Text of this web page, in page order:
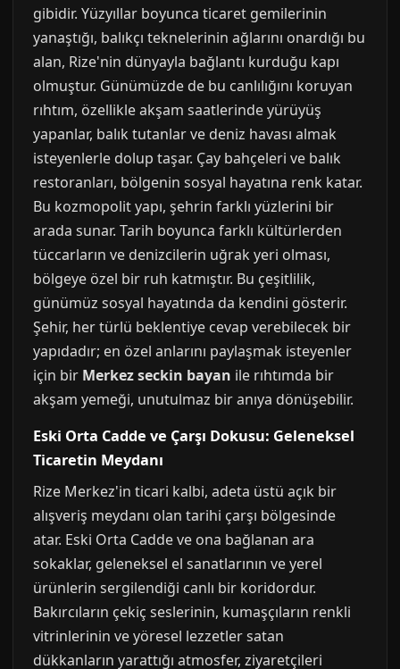
gibidir. Yüzyıllar boyunca ticaret gemilerinin
yanaştığı, balıkçı teknelerinin ağlarını onardığı bu
alan, Rize'nin dünyayla bağlantı kurduğu kapı
olmuştur. Günümüzde de bu canlılığını koruyan
rıhtım, özellikle akşam saatlerinde yürüyüş
yapanlar, balık tutanlar ve deniz havası almak
isteyenlerle dolup taşar. Çay bahçeleri ve balık
restoranları, bölgenin sosyal hayatına renk katar.
Bu kozmopolit yapı, şehrin farklı yüzlerini bir
arada sunar. Tarih boyunca farklı kültürlerden
tüccarların ve denizcilerin uğrak yeri olması,
bölgeye özel bir ruh katmıştır. Bu çeşitlilik,
günümüz sosyal hayatında da kendini gösterir.
Şehir, her türlü beklentiye cevap verebilecek bir
yapıdadır; en özel anlarını paylaşmak isteyenler
için bir Merkez seckin bayan ile rıhtımda bir
akşam yemeği, unutulmaz bir anıya dönüşebilir.
Eski Orta Cadde ve Çarşı Dokusu: Geleneksel
Ticaretin Meydanı
Rize Merkez'in ticari kalbi, adeta üstü açık bir
alışveriş meydanı olan tarihi çarşı bölgesinde
atar. Eski Orta Cadde ve ona bağlanan ara
sokaklar, geleneksel el sanatlarının ve yerel
ürünlerin sergilendiği canlı bir koridordur.
Bakırcıların çekiç seslerinin, kumaşçıların renkli
vitrinlerinin ve yöresel lezzetler satan
dükkanların yarattığı atmosfer, ziyaretçileri